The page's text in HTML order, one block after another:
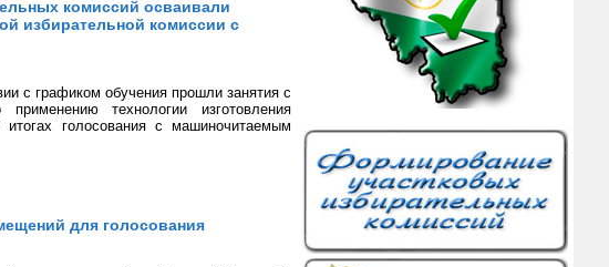
комиссий осваивали
избирательной комиссии с
с графиком обучения прошли занятия с
технологии изготовления
итогах голосования с машиночитаемым
для голосования